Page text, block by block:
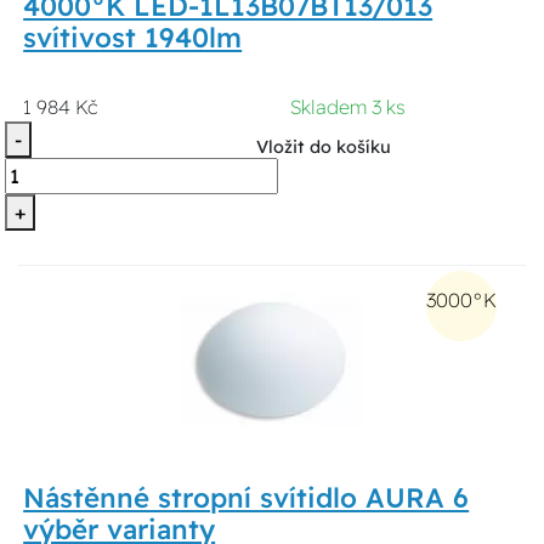
svítivost 1940lm
1 984 Kč
Skladem 3 ks
-
+
Vložit do košíku
3000°K
Nástěnné stropní svítidlo AURA 6
výběr varianty